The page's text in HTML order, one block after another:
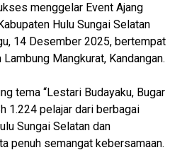
Umum PSSI Erick Thohir
sepak bola Indonesia
Namun, ia menilai ada sejumlah
termasuk peningkatan
mantan pemain timnas
sepak bola Hadi Gunawan, serta
menggelar Event Ajang
Hulu Sungai Selatan
14 Desember 2025, bertempat
Mangkurat, Kandangan.
tema “Lestari Budayaku, Bugar
1.224 pelajar dari berbagai
Sungai Selatan dan
penuh semangat kebersamaan.